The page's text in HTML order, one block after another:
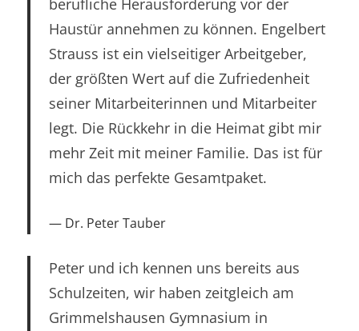
Haustür annehmen zu können. Engelbert
Strauss ist ein vielseitiger Arbeitgeber,
der größten Wert auf die Zufriedenheit
seiner Mitarbeiterinnen und Mitarbeiter
legt. Die Rückkehr in die Heimat gibt mir
mehr Zeit mit meiner Familie. Das ist für
mich das perfekte Gesamtpaket.
Dr. Peter Tauber
Peter und ich kennen uns bereits aus
Schulzeiten, wir haben zeitgleich am
Grimmelshausen Gymnasium in